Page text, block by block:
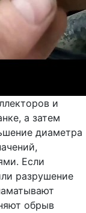
и
а затем
диаметра
Если
разрушение
обрыв